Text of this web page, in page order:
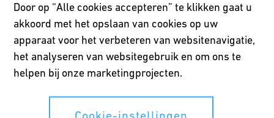
Met uitzondering van de in Nederland wettelijk vastgelegde
feestdagen, zijn wij dagelijks geopend. Ons verkoopteam staat u
tijdens reguliere kantooruren graag te woord. Bij calamiteiten
zijn wij buiten onze reguliere kantooruren 24/7 bereikbaar.
Door op “Alle cookies accepteren” te klikken gaat u
akkoord met het opslaan van cookies op uw
apparaat voor het verbeteren van websitenavigatie,
het analyseren van websitegebruik en om ons te
helpen bij onze marketingprojecten.